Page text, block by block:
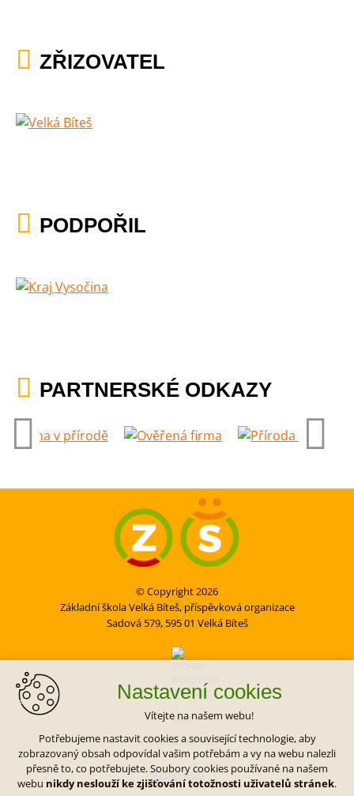
Nastavení cookies
Vítejte na našem webu!
Potřebujeme nastavit cookies a související technologie, aby
zobrazovaný obsah odpovídal vašim potřebám a vy na webu nalezli
přesně to, co potřebujete. Soubory cookies používané na našem
webu nikdy neslouží ke zjišťování totožnosti uživatelů stránek.
ZŘIZOVATEL
PODPOŘIL
PARTNERSKÉ ODKAZY
© Copyright 2026
Základní škola Velká Bíteš, příspěvková organizace
Sadová 579, 595 01 Velká Bíteš
VYTVOŘIL XART.CZ
Mapa webu